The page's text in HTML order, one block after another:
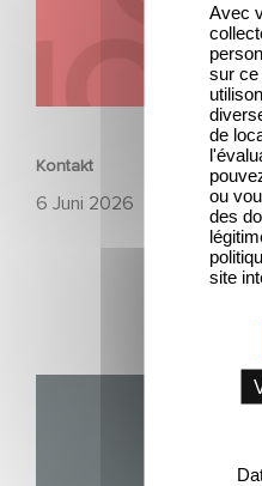
Kontakt
6 Juni 2026
Unfamiliar ist auf Platz 1
Avec
sur ce
de
ou
des
site